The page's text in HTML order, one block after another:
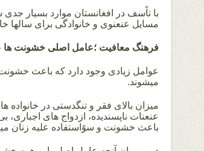
با تاًسف در افغانستان موارد بسیار جدی
مسایل عنعنوی و خانوادگی برای سالها
فرهنگ معافیت ؛عامل اصلی خشونت ها
عوامل زیادی وجود دارد که باعث خشونت
میشوند.
میزان بالای فقر و تنگدستی در
عنعنات ناپسندیده، ازدواج های
باعث خشونت و سوًاستفاده علیه زنان